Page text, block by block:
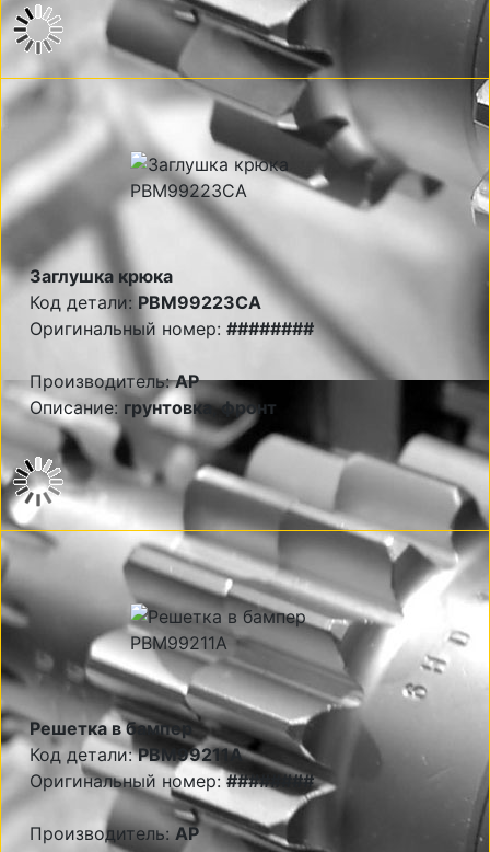
Заглушка крюка
Код детали: PBM99223CA
Оригинальный номер: ########
Производитель:AP
Описание: грунтовка, фронт
Решетка в бампер
Код детали:PBM99211A
Оригинальный номер:########
Производитель: AP